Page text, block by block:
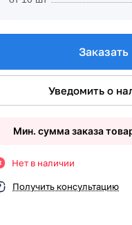
Заказать
Уведомить о
Мин. сумма заказа
Нет в наличии
Получить консультацию